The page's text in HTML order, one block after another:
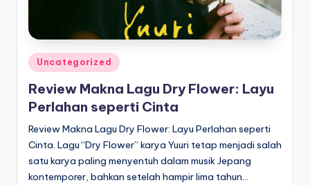
Posted
in
Uncategorized
Review Makna Lagu Dry Flower: Layu
Perlahan seperti Cinta
Review Makna Lagu Dry Flower: Layu Perlahan seperti
Cinta. Lagu “Dry Flower” karya Yuuri tetap menjadi salah
satu karya paling menyentuh dalam musik Jepang
kontemporer, bahkan setelah hampir lima tahun…